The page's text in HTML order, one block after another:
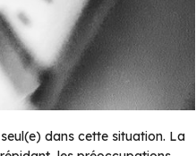
dans cette situation. La